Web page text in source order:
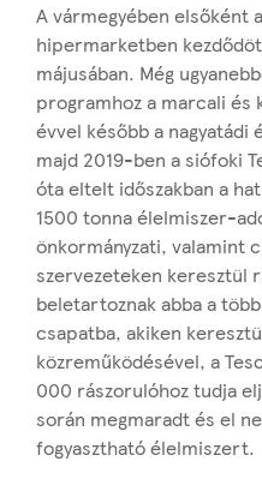
A vármegyében elsőként
hipermarketben
májusában. Még
programhoz a marcali
évvel később a nagyatádi
majd 2019-ben a siófoki
óta eltelt időszakban a
1500 tonna élelmiszer-
önkormányzati, valamint
szervezeteken keresztül
beletartoznak abba a
csapatba, akiken
közreműködésével, a
000 rászorulóhoz tudja
során megmaradt és el
fogyasztható élelmiszert.